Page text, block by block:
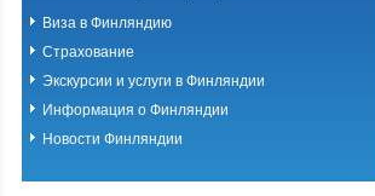
Виза в Финляндию
Страхование
Экскурсии и услуги в Финляндии
Информация о Финляндии
Новости Финляндии